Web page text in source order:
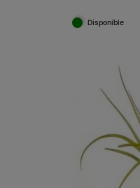
Disponible